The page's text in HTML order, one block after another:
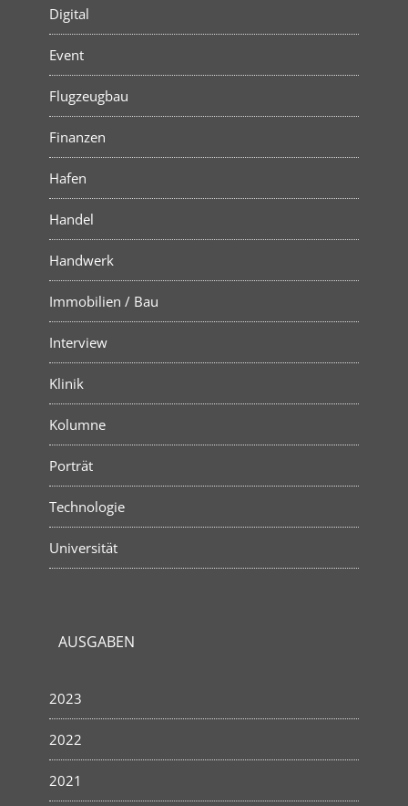
Digital
Event
Flugzeugbau
Finanzen
Hafen
Handel
Handwerk
Immobilien / Bau
Interview
Klinik
Kolumne
Porträt
Technologie
Universität
AUSGABEN
2023
2022
2021